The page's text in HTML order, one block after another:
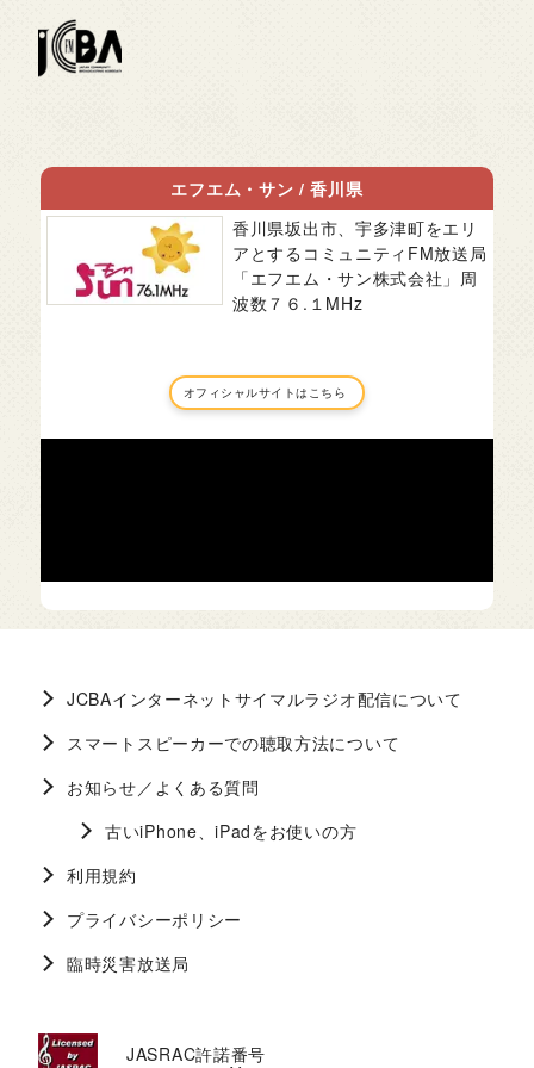
エフエム・サン /香川県
香川県坂出市、宇多津町をエリ
アとするコミュニティFM放送局
「エフエム・サン株式会社」周
波数７６.１MHz
オフィシャルサイトはこちら
JCBAインターネットサイマルラジオ配信について
スマートスピーカーでの聴取方法について
お知らせ／よくある質問
古いiPhone、iPadをお使いの方
利用規約
プライバシーポリシー
臨時災害放送局
JASRAC許諾番号